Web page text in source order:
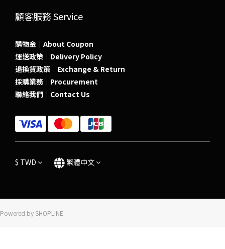
顧客服務 Service
購物金｜About Coupon
運送政策｜Delivery Policy
退換貨政策｜Exchange & Return
採購業務｜Procurement
聯絡我們｜Contact Us
$ TWD 繁體中文
Powered by SHOPLINE